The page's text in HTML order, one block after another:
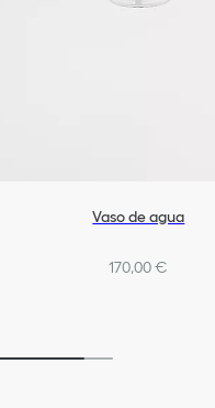
Vaso de agua
170,00 €